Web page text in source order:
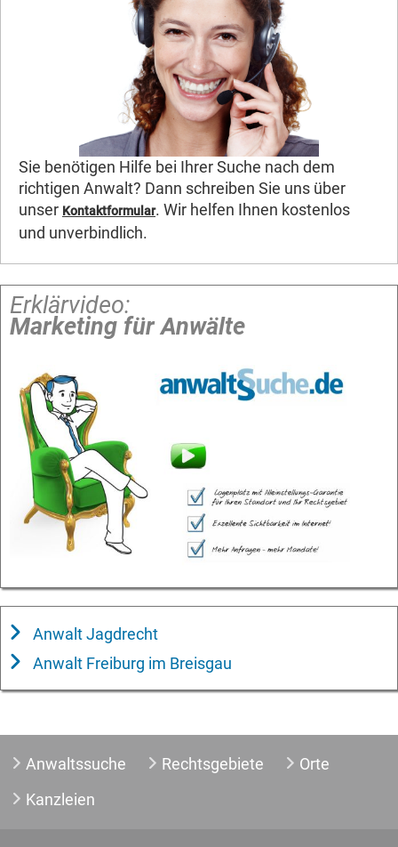
Sie benötigen Hilfe bei Ihrer Suche nach dem
richtigen Anwalt? Dann schreiben Sie uns über
unser Kontaktformular. Wir helfen Ihnen kostenlos
und unverbindlich.
Erklärvideo:
Marketing für Anwälte
Anwalt Jagdrecht
Anwalt Freiburg im Breisgau
Anwaltssuche Rechtsgebiete
Orte
Kanzleien